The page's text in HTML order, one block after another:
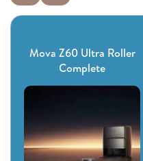
Mova Z60 Ultra Roller
Complete